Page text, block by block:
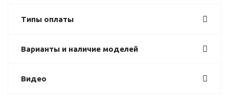
Типы оплаты
Варианты и наличие моделей
Видео